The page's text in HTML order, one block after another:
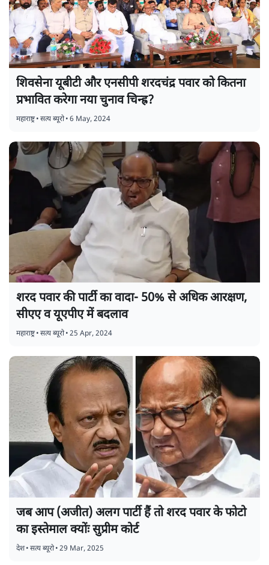
शिवसेना यूबीटी और एनसीपी शरदचंद्र पवार को कितना
प्रभावित करेगा नया चुनाव चिन्ह्र?
महाराष्ट्र•सत्य ब्यूरो•6 May, 2024
शरद पवार की पार्टी का वादा- 50% से अधिक आरक्षण,
सीएए व यूएपीए में बदलाव
महाराष्ट्र•सत्य ब्यूरो•25 Apr, 2024
जब आप (अजीत) अलग पार्टी हैं तो शरद पवार के फोटो
का इस्तेमाल क्योंः सुप्रीम कोर्ट
देश•सत्य ब्यूरो•29 Mar, 2025